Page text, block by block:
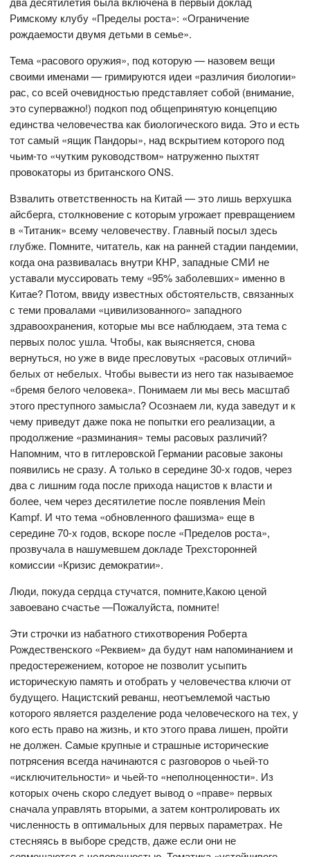
Римскому клубу «Пределы роста»: «Ограничение
рождаемости двумя детьми в семье».
Тема «расового оружия», под которую — назовем вещи
своими именами — гримируются идеи «различия биологии»
рас, со всей очевидностью представляет собой (внимание,
это суперважно!) подкоп под общепринятую концепцию
единства человечества как биологического вида. Это и есть
тот самый «ящик Пандоры», над вскрытием которого под
чьим-то «чутким руководством» натруженно пыхтят
провокаторы из британского ONS.
Взвалить ответственность на Китай — это лишь верхушка
айсберга, столкновение с которым угрожает превращением
в «Титаник» всему человечеству. Главный посыл здесь
глубже. Помните, читатель, как на ранней стадии пандемии,
когда она развивалась внутри КНР, западные СМИ не
уставали муссировать тему «95% заболевших» именно в
Китае? Потом, ввиду известных обстоятельств, связанных
с теми провалами «цивилизованного» западного
здравоохранения, которые мы все наблюдаем, эта тема с
первых полос ушла. Чтобы, как выясняется, снова
вернуться, но уже в виде пресловутых «расовых отличий»
белых от небелых. Чтобы вывести из него так называемое
«бремя белого человека». Понимаем ли мы весь масштаб
этого преступного замысла? Осознаем ли, куда заведут и к
чему приведут даже пока не попытки его реализации, а
продолжение «разминания» темы расовых различий?
Напомним, что в гитлеровской Германии расовые законы
появились не сразу. А только в середине 30-х годов, через
два с лишним года после прихода нацистов к власти и
более, чем через десятилетие после появления Mein
Kampf. И что тема «обновленного фашизма» еще в
середине 70-х годов, вскоре после «Пределов роста»,
прозвучала в нашумевшем докладе Трехсторонней
комиссии «Кризис демократии».
Люди, покуда сердца стучатся, помните,Какою ценой
завоевано счастье —Пожалуйста, помните!
Эти строчки из набатного стихотворения Роберта
Рождественского «Реквием» да будут нам напоминанием и
предостережением, которое не позволит усыпить
историческую память и отобрать у человечества ключи от
будущего. Нацистский реванш, неотъемлемой частью
которого является разделение рода человеческого на тех, у
кого есть право на жизнь, и кто этого права лишен, пройти
не должен. Самые крупные и страшные исторические
потрясения всегда начинаются с разговоров о чьей-то
«исключительности» и чьей-то «неполноценности». Из
которых очень скоро следует вывод о «праве» первых
сначала управлять вторыми, а затем контролировать их
численность в оптимальных для первых параметрах. Не
стесняясь в выборе средств, даже если они не